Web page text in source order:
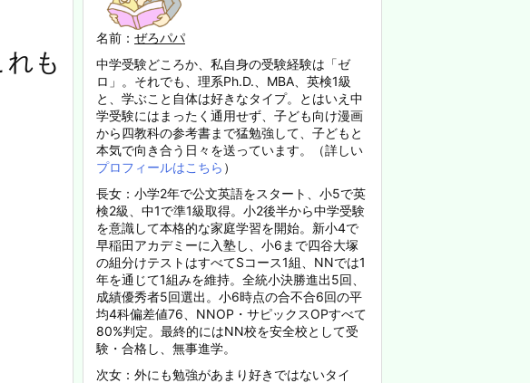
も
名前： ぜろパパ
中学受験どころか、私自身の受験経験は「ゼ
ロ」。それでも、理系Ph.D.、MBA、英検1級
と、学ぶこと自体は好きなタイプ。とはいえ中
学受験にはまったく通用せず、子ども向け漫画
から四教科の参考書まで猛勉強して、子どもと
本気で向き合う日々を送っています。（詳しい
プロフィールはこちら ）
長女：小学2年で公文英語をスタート、小5で英
検2級、中1で準1級取得。小2後半から中学受験
を意識して本格的な家庭学習を開始。新小4で
早稲田アカデミーに入塾し、小6まで四谷大塚
の組分けテストはすべてSコース1組、NNでは1
年を通じて1組みを維持。全統小決勝進出5回、
成績優秀者5回選出。小6時点の合不合6回の平
均4科偏差値76、NNOP・サピックスOPすべて
80%判定。最終的にはNN校を安全校として受
験・合格し、無事進学。
次女：外にも勉強があまり好きではないタイ